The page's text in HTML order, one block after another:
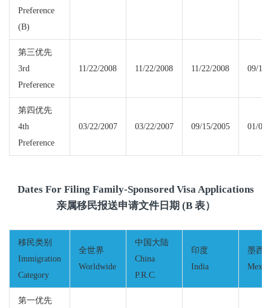
Preference
(B)
第三优先
3rd
Preference
11/22/2008 11/22/2008 11/22/2008 09/15/
第四优先
4th
Preference
03/22/2007 03/22/2007 09/15/2005 01/01/
Dates For Filing Family-Sponsored Visa Applications
亲属移民报送申请文件日期 (B 表）
移民类别
Immigration
Category
全世界
Worldwide
中国大陆
China
P.R.C.
印度
India
墨西
第一优先